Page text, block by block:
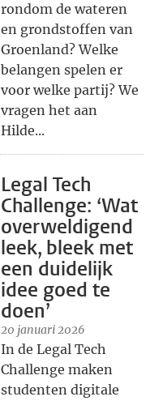
rondom de wateren
en grondstoffen van
Groenland? Welke
belangen spelen er
voor welke partij? We
vragen het aan
Hilde...
Legal Tech
Challenge: ‘Wat
overweldigend
leek, bleek met
een duidelijk
idee goed te
doen’
20 januari 2026
In de Legal Tech
Challenge maken
studenten digitale